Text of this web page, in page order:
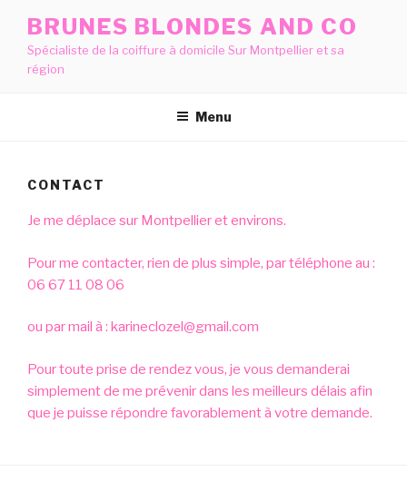
contenu
principal
BRUNES BLONDES AND CO
Spécialiste de la coiffure à domicile Sur Montpellier et sa
région
Menu
CONTACT
Je me déplace sur Montpellier et environs.
Pour me contacter, rien de plus simple, par téléphone au :
06 67 11 08 06
ou par mail à : karineclozel@gmail.com
Pour toute prise de rendez vous, je vous demanderai
simplement de me prévenir dans les meilleurs délais afin
que je puisse répondre favorablement à votre demande.